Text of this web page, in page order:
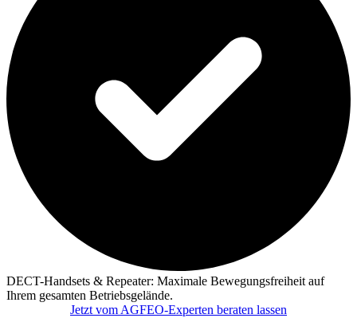
DECT-Handsets & Repeater: Maximale Bewegungsfreiheit auf
Ihrem gesamten Betriebsgelände.
Jetzt vom AGFEO-Experten beraten lassen